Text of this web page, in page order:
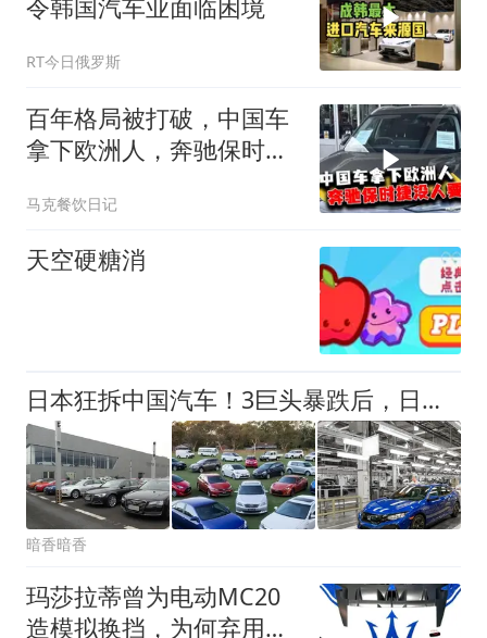
令韩国汽车业面临困境
RT今日俄罗斯
百年格局被打破，中国车
拿下欧洲人，奔驰保时捷
马克餐饮日记
天空硬糖消
日本狂拆中国汽车！3巨头暴跌后，日系车陷危机，国产车能取代吗
暗香暗香
玛莎拉蒂曾为电动MC20
造模拟换挡，为何弃用？